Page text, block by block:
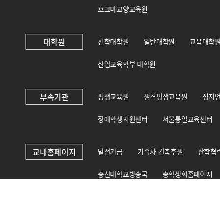
호크마교양교육원
대학원 신학대학원 일반대학원 교육대학원
산업교육학부 대학원
부속기관 평생교육원 원격평생교육원 성지
장애학생지원센터 서울통일교육센터
교내홈페이지 발전기금 기숙사 건축후원 산학협
총신대학교방송국 총학생회홈페이지